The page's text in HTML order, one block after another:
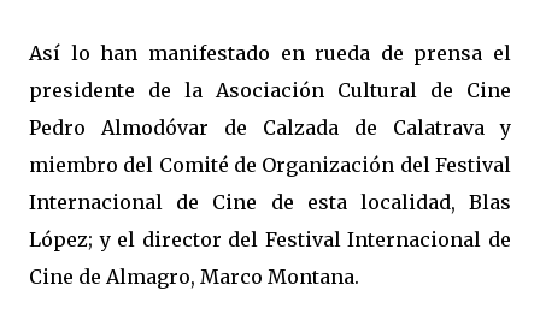
Así lo han manifestado en rueda de prensa el
presidente de la Asociación Cultural de Cine
Pedro Almodóvar de Calzada de Calatrava y
miembro del Comité de Organización del Festival
Internacional de Cine de esta localidad, Blas
López; y el director del Festival Internacional de
Cine de Almagro, Marco Montana.